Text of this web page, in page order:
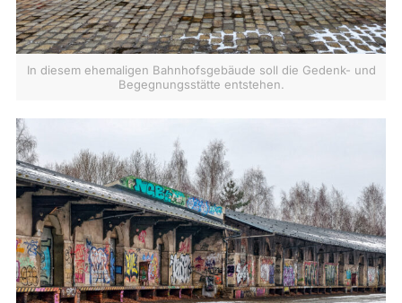
In diesem ehemaligen Bahnhofsgebäude soll die Gedenk- und
Begegnungsstätte entstehen.